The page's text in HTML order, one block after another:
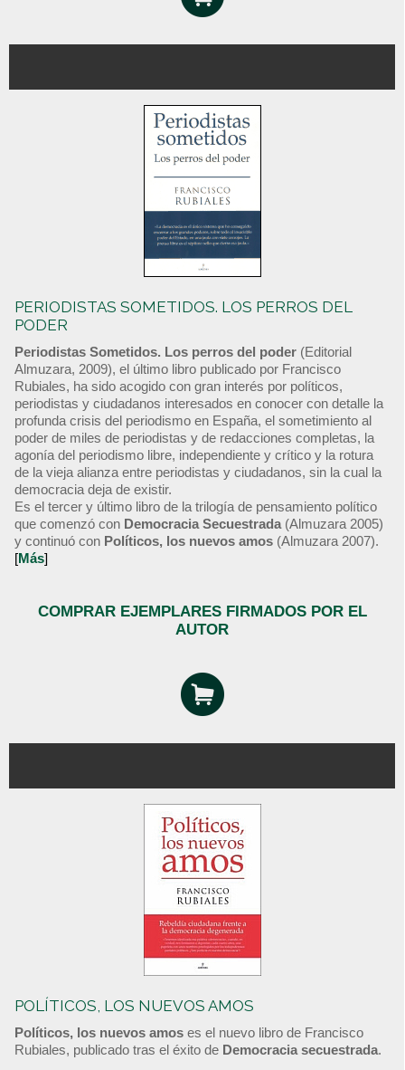
PERIODISTAS SOMETIDOS. LOS PERROS DEL
PODER
Periodistas Sometidos. Los perros del poder (Editorial
Almuzara, 2009), el último libro publicado por Francisco
Rubiales, ha sido acogido con gran interés por políticos,
periodistas y ciudadanos interesados en conocer con detalle la
profunda crisis del periodismo en España, el sometimiento al
poder de miles de periodistas y de redacciones completas, la
agonía del periodismo libre, independiente y crítico y la rotura
de la vieja alianza entre periodistas y ciudadanos, sin la cual la
democracia deja de existir.
Es el tercer y último libro de la trilogía de pensamiento político
que comenzó con Democracia Secuestrada (Almuzara 2005)
y continuó con Políticos, los nuevos amos (Almuzara 2007).
[Más]
COMPRAR EJEMPLARES FIRMADOS POR EL
AUTOR
POLÍTICOS, LOS NUEVOS AMOS
Políticos, los nuevos amos es el nuevo libro de Francisco
Rubiales, publicado tras el éxito de Democracia secuestrada.